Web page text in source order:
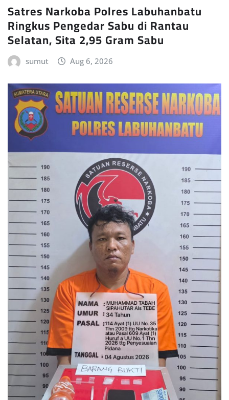
Satres Narkoba Polres Labuhanbatu
Ringkus Pengedar Sabu di Rantau
Selatan, Sita 2,95 Gram Sabu
sumut Aug 6, 2026